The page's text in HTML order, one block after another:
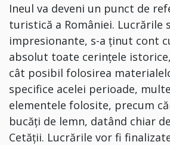
Ineul va deveni un punct de
turistică a României. Lucrările
impresionante, s-a ținut cont
absolut toate cerințele
cât posibil folosirea
specifice acelei perioade,
elementele folosite, precum
bucăți de lemn, datând chiar
Cetății. Lucrările vor fi